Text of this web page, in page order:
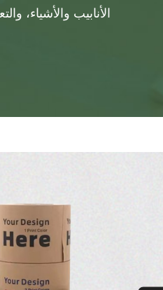
الأنابيب والأشياء،